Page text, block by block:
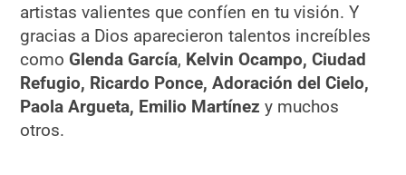
artistas valientes que confíen en tu visión. Y
gracias a Dios aparecieron talentos increíbles
como Glenda García, Kelvin Ocampo, Ciudad
Refugio, Ricardo Ponce, Adoración del Cielo,
Paola Argueta, Emilio Martínez y muchos
otros.